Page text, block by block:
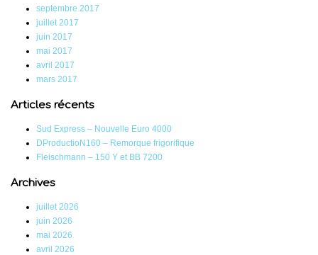
septembre 2017
juillet 2017
juin 2017
mai 2017
avril 2017
mars 2017
Articles récents
Sud Express – Nouvelle Euro 4000
DProductioN160 – Remorque frigorifique
Fleischmann – 150 Y et BB 7200
Archives
juillet 2026
juin 2026
mai 2026
avril 2026